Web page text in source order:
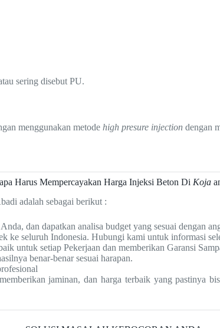
sering disebut PU.
menggunakan metode high presure injection dengan
Harus Mempercayakan Harga Injeksi Beton Di Koja
adalah sebagai berikut :
dan dapatkan analisa budget yang sesuai dengan
ke seluruh Indonesia. Hubungi kami untuk informasi
untuk setiap Pekerjaan dan memberikan Garansi
benar-benar sesuai harapan.
jaminan, dan harga terbaik yang pastinya